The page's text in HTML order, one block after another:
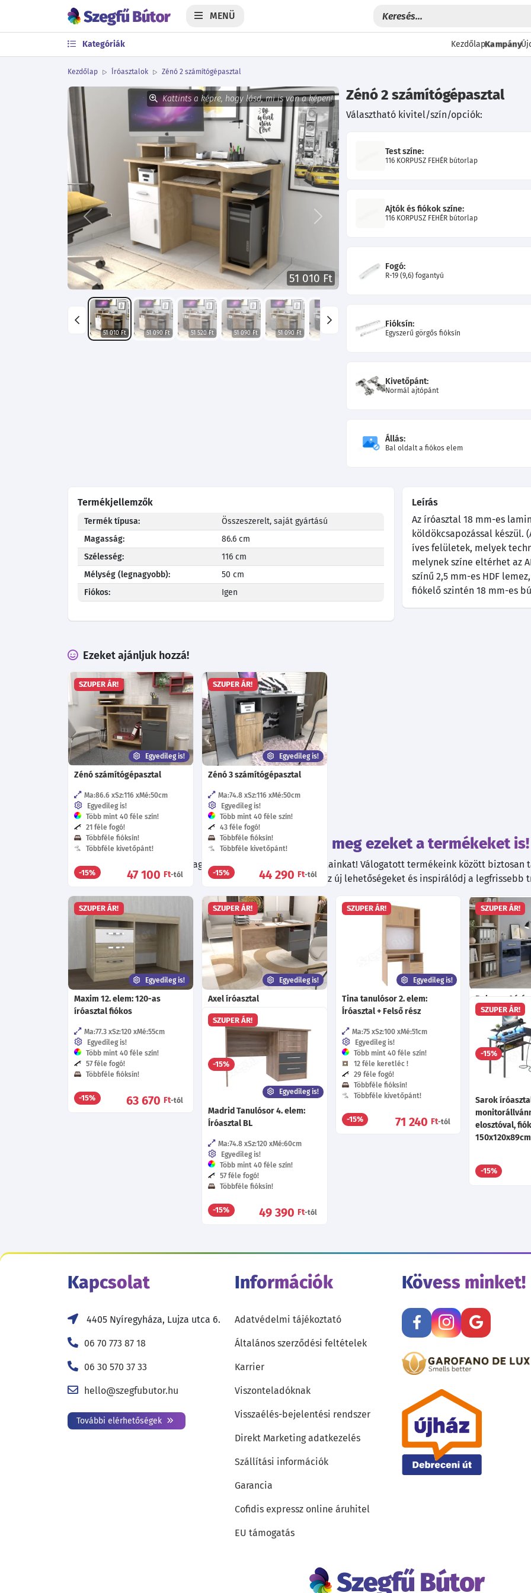
MENÜ
Kategóriák KezdőlapKampány
Kezdőlap Íróasztalok Zénó 2 számítógépasztal
Kattints a képre, hogy lásd, mi is van a képen!
51 010 Ft
Előző Következő
51 010 Ft 51 090 Ft 51 520 Ft 51 090 Ft 51 090 Ft 51 690 Ft 50 580 Ft 50 580 Ft
Zénó 2 számítógépasztal
Választható kivitel/szín/opciók:
Test színe:
116 KORPUSZ FEHÉR bútorlap
Ajtók és fiókok színe:
116 KORPUSZ FEHÉR bútorlap
Fogó:
R-19 (9,6) fogantyú
Fióksín:
Egyszerű görgős fióksín
Kivetőpánt:
Normál ajtópánt
Állás:
Bal oldalt a fiókos elem
Termékjellemzők
Termék típusa:
Összeszerelt, saját gyártású
Magasság:
86.6 cm
Szélesség:
116 cm
Mélység (legnagyobb):
50 cm
Fiókos:
Igen
Leírás
Az íróasztal 18 mm-es
köldökcsapozással készül.
íves felületek, melyek
melynek színe eltérhet az
színű 2,5 mm-es HDF
fiókelő szintén 18 mm-es
Ezeket ajánljuk hozzá!
SZUPER ÁR!
Egyedileg is!
Zénó számítógépasztal
Ma:86.6 Sz:116 Mé:50cm
Egyedileg is!
Több mint 40 féle szín!
21 féle fogó!
Többféle fióksín!
Többféle kivetőpánt!
-15% 47 100 Ft-tól
SZUPER ÁR!
Egyedileg is!
Zénó 3 számítógépasztal
Ma:74.8 Sz:116 Mé:50cm
Egyedileg is!
Több mint 40 féle szín!
43 féle fogó!
Többféle fióksín!
Többféle kivetőpánt!
-15% 44 290 Ft-tól
Tekintsd meg ezeket a termékeket is!
Böngészés közben ne hagyd ki a további kiváló ajánlatainkat! Válogatott termékeink között
otthonodba. Fedezd fel az új lehetőségeket és inspirálódj a legfrissebb
SZUPER ÁR!
Egyedileg is!
Maxim 12. elem: 120-as
íróasztal fiókos
Ma:77.3 Sz:120 Mé:55cm
Egyedileg is!
Több mint 40 féle szín!
57 féle fogó!
Többféle fióksín!
-15% 63 670 Ft-tól
SZUPER ÁR!
Egyedileg is!
Axel íróasztal
Ma:76 Sz:125
Egyedileg is!
Több mint 40 féle szín!
-15% 54 070Ft
SZUPER ÁR!
Egyedileg is!
Tina tanulósor 2. elem:
Íróasztal + Felső rész
Ma:75 Sz:100 Mé:51cm
Egyedileg is!
Több mint 40 féle szín!
12 féle keretléc !
29 féle fogó!
Többféle fióksín!
Többféle kivetőpánt!
-15% 71 240 Ft-tól
SZUPER ÁR!
Bologna A
Ma:82 Sz:125
Választható
-15%
SZUPER ÁR!
Sarok
elosztóval,
150x120x89cm
-15%
SZUPER ÁR!
Egyedileg is!
Madrid Tanulósor 4. elem:
Íróasztal BL
Ma:74.8 Sz:120 Mé:60cm
Egyedileg is!
Több mint 40 féle szín!
57 féle fogó!
Többféle fióksín!
-15% 49 390 Ft-tól
Kapcsolat
4405 Nyíregyháza, Lujza utca 6.
06 70 773 87 18
06 30 570 37 33
hello@szegfubutor.hu
További elérhetőségek
Információk
Adatvédelmi tájékoztató
Általános szerződési feltételek
Karrier
Viszonteladóknak
Visszaélés-bejelentési rendszer
Direkt Marketing adatkezelés
Szállítási információk
Garancia
Cofidis expressz online áruhitel
EU támogatás
Kövess minket!